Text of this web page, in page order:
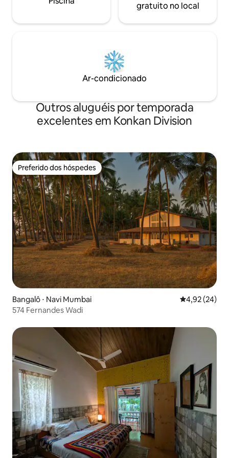
gratuito no local
Ar-condicionado
Outros aluguéis por temporada
excelentes em Konkan Division
Preferido dos hóspedes
Preferido dos hóspedes
Bangalô ⋅ Navi Mumbai 4,92 de uma
4,92 (24)
574 Fernandes Wadi